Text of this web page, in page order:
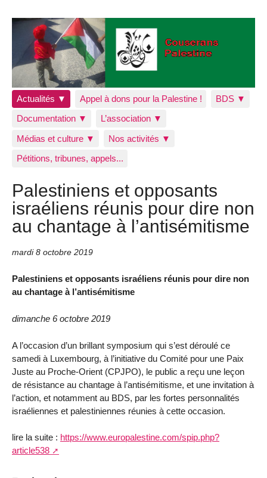
Actualités ▼ Appel à dons pour la Palestine !
BDS ▼
Documentation ▼
L’association ▼
Médias et culture ▼
Nos activités ▼
Pétitions, tribunes, appels...
Palestiniens et opposants
israéliens réunis pour dire non
au chantage à l’antisémitisme
mardi 8 octobre 2019
Palestiniens et opposants israéliens réunis pour dire non
au chantage à l’antisémitisme
dimanche 6 octobre 2019
A l’occasion d’un brillant symposium qui s’est déroulé ce
samedi à Luxembourg, à l’initiative du Comité pour une Paix
Juste au Proche-Orient (CPJPO), le public a reçu une leçon
de résistance au chantage à l’antisémitisme, et une invitation à
l’action, et notamment au BDS, par les fortes personnalités
israéliennes et palestiniennes réunies à cette occasion.
lire la suite : https://www.europalestine.com/spip.php?
article538